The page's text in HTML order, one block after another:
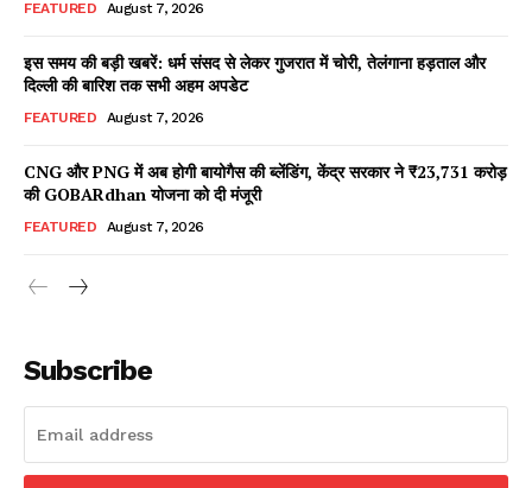
Facebook
X WhatsApp
Share
Read Latest News on AIN
NEWS 1 App
FEATURED August 7, 2026
इस समय की बड़ी खबरें: धर्म संसद से लेकर गुजरात में चोरी, तेलंगाना हड़ताल और
दिल्ली की बारिश तक सभी अहम अपडेट
FEATURED August 7, 2026
CNG और PNG में अब होगी बायोगैस की ब्लेंडिंग, केंद्र सरकार ने ₹23,731 करोड़
की GOBARdhan योजना को दी मंजूरी
FEATURED August 7, 2026
Subscribe